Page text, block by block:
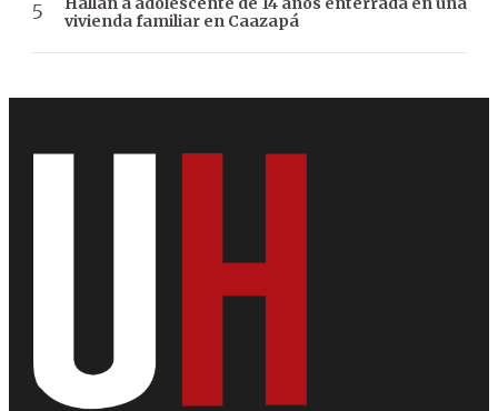
vivienda familiar en Caazapá